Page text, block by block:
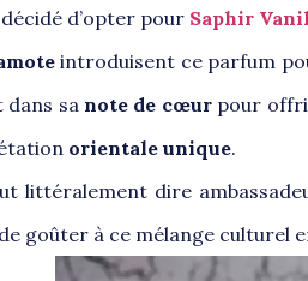
d’opter pour Saphir
introduisent ce parfum
dans sanote de cœur pour
orientale unique.
littéralement dire
goûter à ce mélange culturel